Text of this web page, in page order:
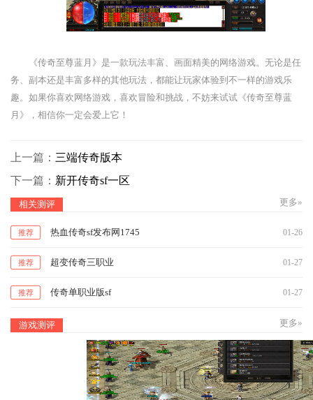
《传奇至尊蓝月》是一款玩法丰富、画面精美的网络游戏。无论是任
务、副本还是丰富多样的其他玩法，都能让玩家体验到不一样的游戏乐
趣。如果你喜欢网络游戏，喜欢冒险和挑战，不妨来试试《传奇至尊蓝
月》，相信你一定会爱上它！
上一篇： 三端传奇版本
下一篇： 新开传奇sf一区
相关测评 更多»
推荐 热血传奇sf发布网1745 01-26
推荐 超变传奇三职业 01-27
推荐 传奇单职业版sf 01-27
游戏测评 更多»